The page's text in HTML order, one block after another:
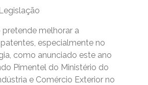
melhorar a
especialmente no
como anunciado este ano
Pimentel do Ministério do
e Comércio Exterior no